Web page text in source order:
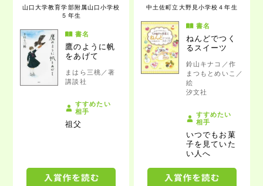
山口大学教育学部附属山口小学校
５年生
書名
鷹のように帆
をあげて
まはら三桃／著
講談社
すすめたい
相手
祖父
中土佐町立大野見小学校 ４年生
書名
ねんどでつく
るスイーツ
鈴山キナコ／作
まつもとめいこ／
絵
汐文社
すすめたい
相手
いつでもお菓
子を見ていた
い人へ